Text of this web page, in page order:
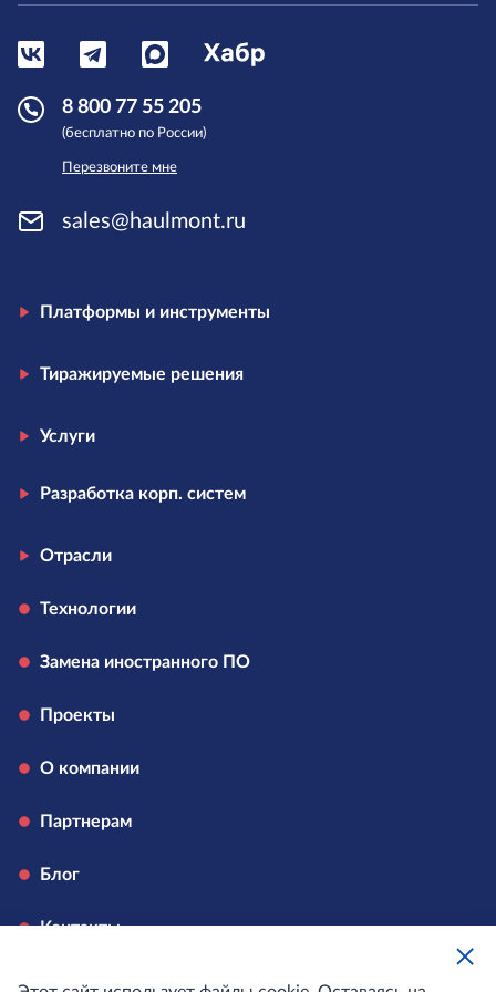
8 800 77 55 205
(бесплатно по России)
Перезвоните мне
sales@haulmont.ru
Платформы и инструменты
Тиражируемые решения
Услуги
Разработка корп. систем
Отрасли
Технологии
Замена иностранного ПО
Проекты
О компании
Партнерам
Блог
Контакты
Вакансии